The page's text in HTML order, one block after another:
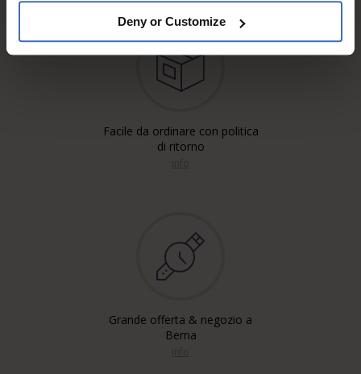
Deny or Customize
Facile da ordinare con politica
di ritorno
Grande offerta & negozio a
Berna